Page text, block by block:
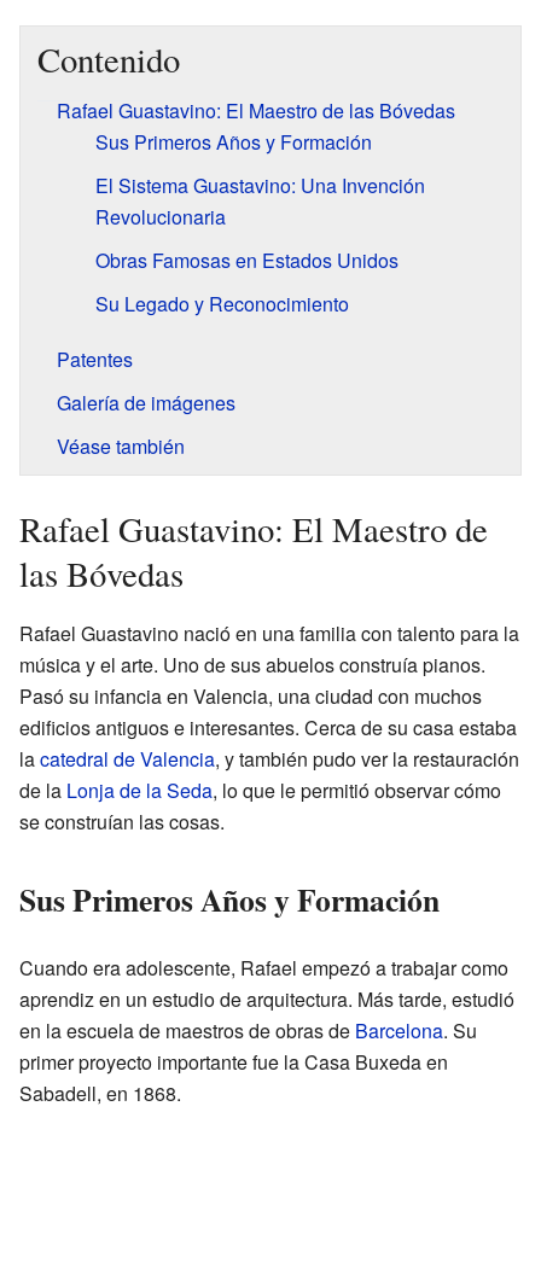
Contenido
Rafael Guastavino: El Maestro de las Bóvedas
Sus Primeros Años y Formación
El Sistema Guastavino: Una Invención
Revolucionaria
Obras Famosas en Estados Unidos
Su Legado y Reconocimiento
Patentes
Galería de imágenes
Véase también
Rafael Guastavino: El Maestro de
las Bóvedas
Rafael Guastavino nació en una familia con talento para la
música y el arte. Uno de sus abuelos construía pianos.
Pasó su infancia en Valencia, una ciudad con muchos
edificios antiguos e interesantes. Cerca de su casa estaba
lacatedral de Valencia, y también pudo ver la restauración
de la Lonja de la Seda, lo que le permitió observar cómo
se construían las cosas.
Sus Primeros Años y Formación
Cuando era adolescente, Rafael empezó a trabajar como
aprendiz en un estudio de arquitectura. Más tarde, estudió
en la escuela de maestros de obras de Barcelona. Su
primer proyecto importante fue la Casa Buxeda en
Sabadell, en 1868.